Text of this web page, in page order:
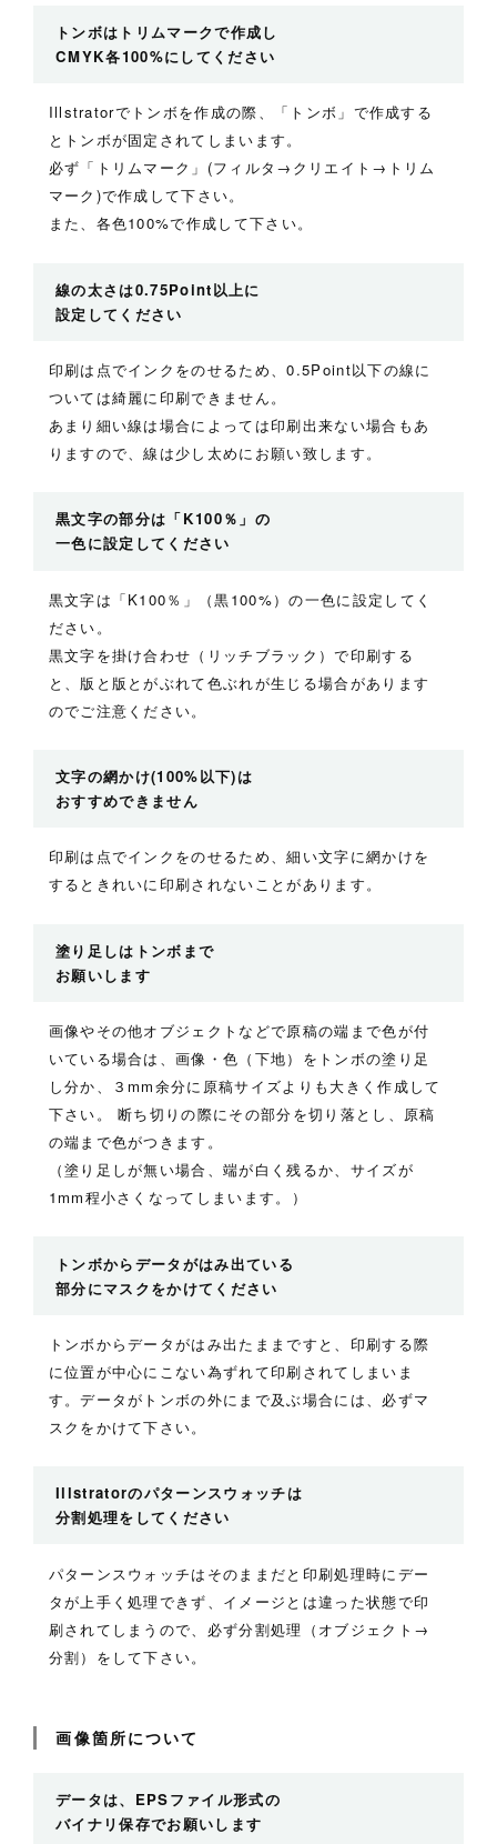
トンボはトリムマークで作成し
CMYK各100%にしてください
Illstratorでトンボを作成の際、「トンボ」で作成する
とトンボが固定されてしまいます。
必ず「トリムマーク」(フィルタ→クリエイト→トリム
マーク)で作成して下さい。
また、各色100%で作成して下さい。
線の太さは0.75Point以上に
設定してください
印刷は点でインクをのせるため、0.5Point以下の線に
ついては綺麗に印刷できません。
あまり細い線は場合によっては印刷出来ない場合もあ
りますので、線は少し太めにお願い致します。
黒文字の部分は「K100％」の
一色に設定してください
黒文字は「K100％」（黒100%）の一色に設定してく
ださい。
黒文字を掛け合わせ（リッチブラック）で印刷する
と、版と版とがぶれて色ぶれが生じる場合があります
のでご注意ください。
文字の網かけ(100%以下)は
おすすめできません
印刷は点でインクをのせるため、細い文字に網かけを
するときれいに印刷されないことがあります。
塗り足しはトンボまで
お願いします
画像やその他オブジェクトなどで原稿の端まで色が付
いている場合は、画像・色（下地）をトンボの塗り足
し分か、３mm余分に原稿サイズよりも大きく作成して
下さい。 断ち切りの際にその部分を切り落とし、原稿
の端まで色がつきます。
（塗り足しが無い場合、端が白く残るか、サイズが
1mm程小さくなってしまいます。）
トンボからデータがはみ出ている
部分にマスクをかけてください
トンボからデータがはみ出たままですと、印刷する際
に位置が中心にこない為ずれて印刷されてしまいま
す。データがトンボの外にまで及ぶ場合には、必ずマ
スクをかけて下さい。
Illstratorのパターンスウォッチは
分割処理をしてください
パターンスウォッチはそのままだと印刷処理時にデー
タが上手く処理できず、イメージとは違った状態で印
刷されてしまうので、必ず分割処理（オブジェクト→
分割）をして下さい。
画像箇所について
データは、EPSファイル形式の
バイナリ保存でお願いします